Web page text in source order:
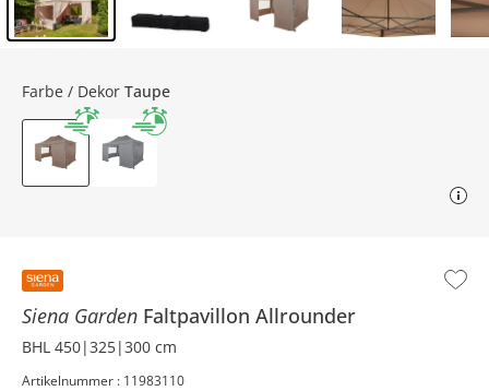
Siena Garden Faltpavillon Allrounder
BHL 450|325|300 cm
Artikelnummer : 11983110
Farbe / Dekor Taupe